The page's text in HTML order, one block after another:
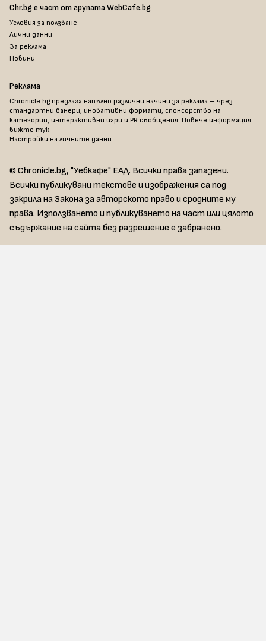
Chr.bg е част от групата WebCafe.bg
Условия за ползване
Лични данни
За реклама
Новини
Реклама
Chronicle.bg предлага напълно различни начини за реклама – чрез
стандартни банери, иновативни формати, спонсорство на
категории, интерактивни игри и PR съобщения. Повече информация
вижте тук.
Настройки на личните данни
© Chronicle.bg, "Уебкафе" ЕАД. Всички права запазени.
Всички публикувани текстове и изображения са под
закрила на Закона за авторското право и сродните му
права. Използването и публикуването на част или цялото
съдържание на сайта без разрешение е забранено.